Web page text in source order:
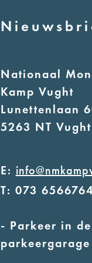
Nationaal
Kamp Vught
Lunettenlaan
5263 NT Vught
E:
T: 073 6566764
- Parkeer in